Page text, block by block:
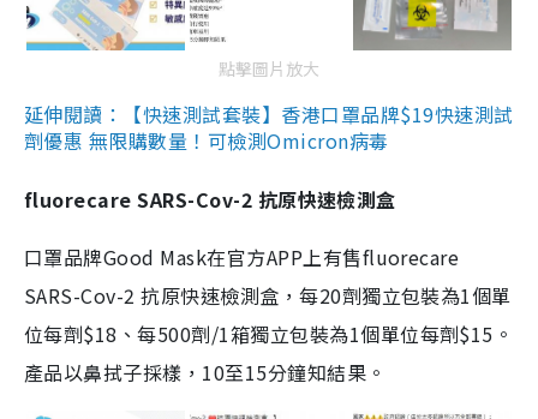
點擊圖片放大
延伸閱讀：【快速測試套裝】香港口罩品牌$19快速測試
劑優惠 無限購數量！可檢測Omicron病毒
fluorecare SARS-Cov-2 抗原快速檢測盒
口罩品牌Good Mask在官方APP上有售fluorecare
SARS-Cov-2 抗原快速檢測盒，每20劑獨立包裝為1個單
位每劑$18、每500劑/1箱獨立包裝為1個單位每劑$15。
產品以鼻拭子採樣，10至15分鐘知結果。